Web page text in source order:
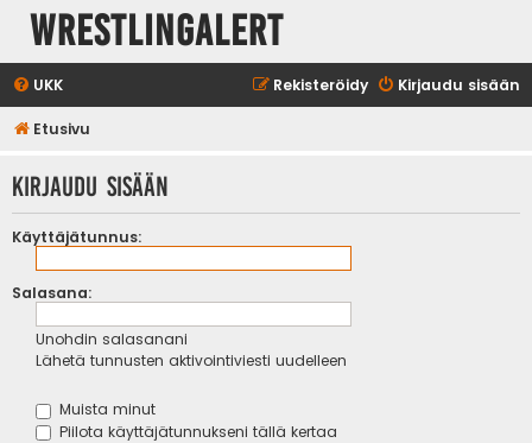
WrestlingAlert
UKK Kirjaudu sisään
Rekisteröidy
Etusivu
Kirjaudu sisään
Käyttäjätunnus:
Salasana:
Unohdin salasanani
Lähetä tunnusten aktivointiviesti uudelleen
Muista minut
Piilota käyttäjätunnukseni tällä kertaa